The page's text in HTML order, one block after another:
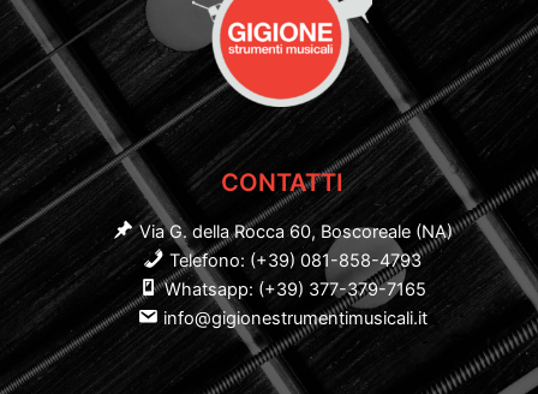
CONTATTI
Via G. della Rocca 60, Boscoreale (NA)
Telefono: (+39) 081-858-4793
Whatsapp: (+39) 377-379-7165
info@gigionestrumentimusicali.it